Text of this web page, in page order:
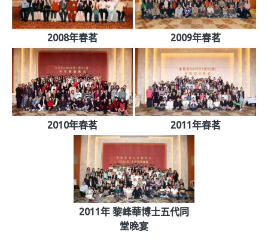
2008年春茗 2009年春茗
2010年春茗 2011年春茗
2011年 黎峰華博士五代同
堂晚宴